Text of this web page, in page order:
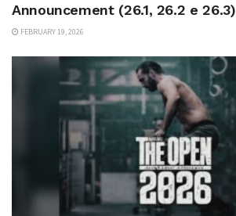
Announcement (26.1, 26.2 e 26.3)
FEBRUARY 19, 2026